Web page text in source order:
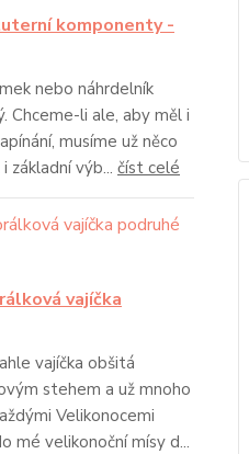
komponenty -
nebo náhrdelník
Chceme-li ale, aby měl i
musíme už něco
základní výb... číst celé
vajíčka
vajíčka obšitá
stehem a už mnoho
Velikonocemi
mé velikonoční mísy d...